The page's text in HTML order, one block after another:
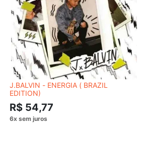
J.BALVIN - ENERGIA ( BRAZIL
EDITION)
R$ 54,77